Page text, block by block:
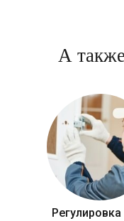
А